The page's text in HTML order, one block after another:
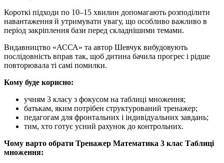
Короткі підходи по 10–15 хвилин допомагають розподілити
навантаження й утримувати увагу, що особливо важливо в
період закріплення бази перед складнішими темами.
Видавництво «АССА» та автор Шевчук вибудовують
послідовність вправ так, щоб дитина бачила прогрес і рідше
повторювала ті самі помилки.
Кому буде корисно:
учням 3 класу з фокусом на таблиці множення;
батькам, яким потрібен структурований тренажер;
педагогам для фронтальних і індивідуальних завдань;
тим, хто готує усний рахунок до контрольних.
Чому варто обрати Тренажер Математика 3 клас Таблиці
множення: